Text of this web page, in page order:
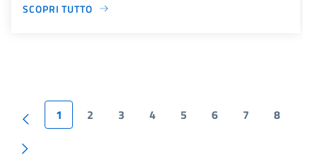
SCOPRI TUTTO
1 2 3 4 5 6 7 8